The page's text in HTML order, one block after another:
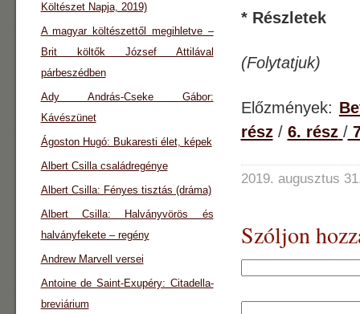
* Részletek
(Folytatjuk)
Előzmények:
rész/ 6. rész /
2019. augusztus
Szóljon
Költészet Napja, 2019)
A magyar költészettől megihletve –
Brit költők József Attilával
párbeszédben
Ady András-Cseke Gábor:
Kávészünet
Ágoston Hugó: Bukaresti élet, képek
Albert Csilla családregénye
Albert Csilla: Fényes tisztás (dráma)
Albert Csilla: Halványvörös és
halványfekete – regény
Andrew Marvell versei
Antoine de Saint-Exupéry: Citadella-
breviárium